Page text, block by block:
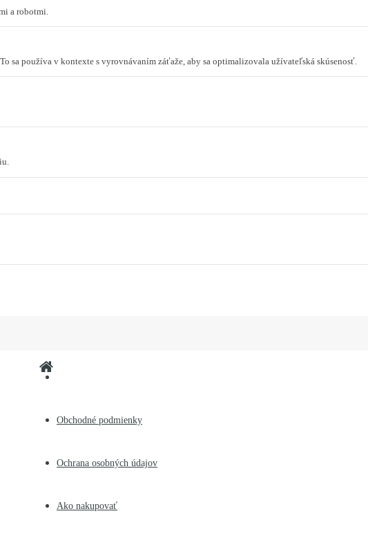
a robotmi.
sa používa v kontexte s vyrovnávaním záťaže, aby sa optimalizovala užívateľská skúsenosť.
Obchodné podmienky
Ochrana osobných údajov
Ako nakupovať